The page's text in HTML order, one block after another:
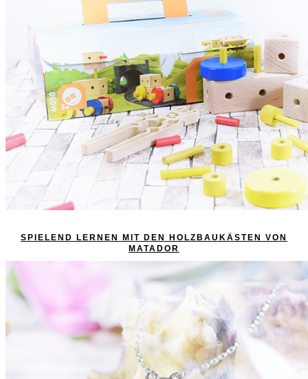
SPIELEND LERNEN MIT DEN HOLZBAUKÄSTEN VON
MATADOR